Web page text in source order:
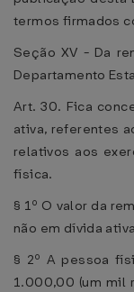
termos firmados
Seção XV - Da
Departamento
Art. 30. Fica
ativa, referentes
relativos aos
física.
§ 1º O valor da
não em dívida
§ 2º A pessoa
1.000,00 (um mil